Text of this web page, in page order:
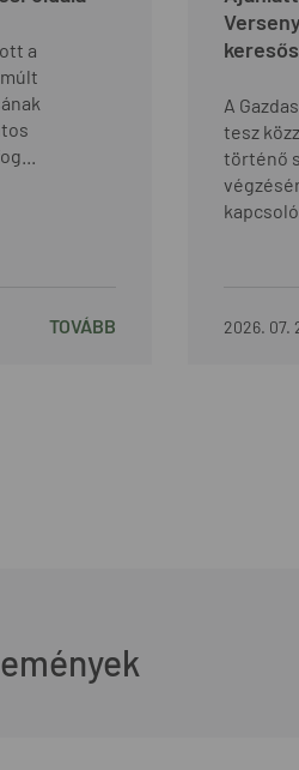
a
TOVÁBB
A
tesz
történő
2026. 07.